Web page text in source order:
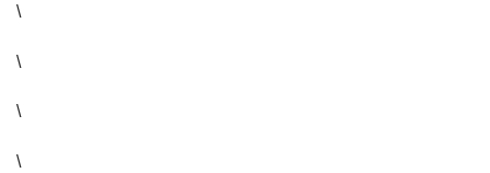
\
\
\
\